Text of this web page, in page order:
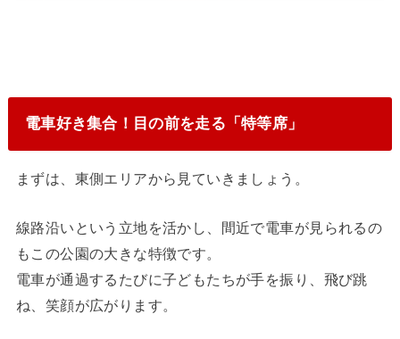
電車好き集合！目の前を走る「特等席」
まずは、東側エリアから見ていきましょう。
線路沿いという立地を活かし、間近で電車が見られるの
もこの公園の大きな特徴です。
電車が通過するたびに子どもたちが手を振り、飛び跳
ね、笑顔が広がります。